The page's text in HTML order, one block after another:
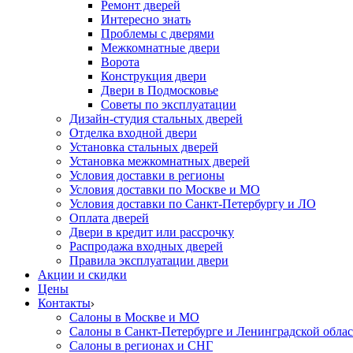
Ремонт дверей
Интересно знать
Проблемы с дверями
Межкомнатные двери
Ворота
Конструкция двери
Двери в Подмосковье
Cоветы по эксплуатации
Дизайн-студия стальных дверей
Отделка входной двери
Установка стальных дверей
Установка межкомнатных дверей
Условия доставки в регионы
Условия доставки по Москве и МО
Условия доставки по Санкт-Петербургу и ЛО
Оплата дверей
Двери в кредит или рассрочку
Распродажа входных дверей
Правила эксплуатации двери
Акции и скидки
Цены
Контакты
Салоны в Москве и МО
Салоны в Санкт-Петербурге и Ленинградской
Салоны в регионах и СНГ